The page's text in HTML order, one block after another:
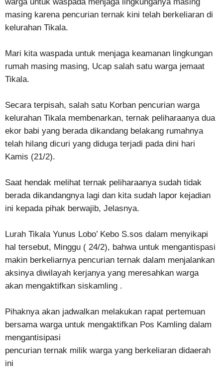
masing karena pencurian ternak kini telah berkeliaran di
kelurahan Tikala.
Mari kita waspada untuk menjaga keamanan lingkungan
rumah masing masing, Ucap salah satu warga jemaat
Tikala.
Secara terpisah, salah satu Korban pencurian warga
kelurahan Tikala membenarkan, ternak peliharaanya dua
ekor babi yang berada dikandang belakang rumahnya
telah hilang dicuri yang diduga terjadi pada dini hari
Kamis (21/2).
Saat hendak melihat ternak peliharaanya sudah tidak
berada dikandangnya lagi dan kita sudah lapor kejadian
ini kepada pihak berwajib, Jelasnya.
Lurah Tikala Yunus Lobo’ Kebo S.sos dalam menyikapi
hal tersebut, Minggu ( 24/2), bahwa untuk mengantispasi
makin berkeliarnya pencurian ternak dalam menjalankan
aksinya diwilayah kerjanya yang meresahkan warga
akan mengaktifkan siskamling .
Pihaknya akan jadwalkan melakukan rapat pertemuan
bersama warga untuk mengaktifkan Pos Kamling dalam
mengantisipasi
pencurian ternak milik warga yang berkeliaran didaerah
ini